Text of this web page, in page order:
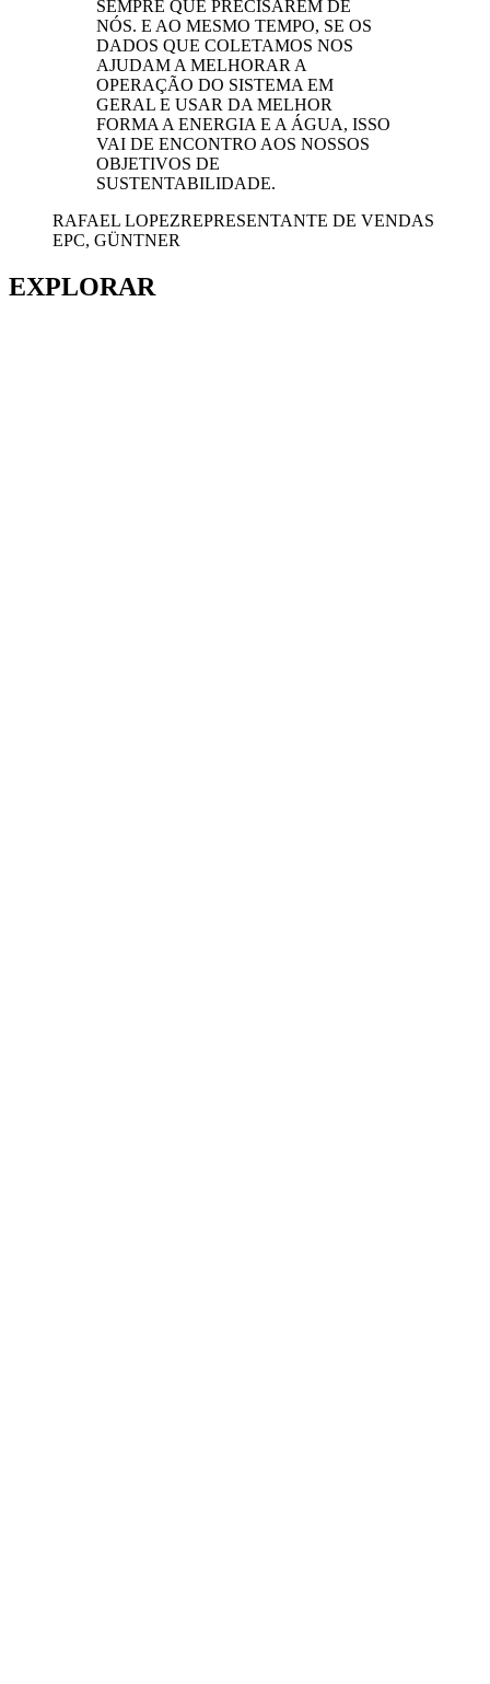
SEMPRE QUE PRECISAREM DE
NÓS. E AO MESMO TEMPO, SE OS
DADOS QUE COLETAMOS NOS
AJUDAM A MELHORAR A
OPERAÇÃO DO SISTEMA EM
GERAL E USAR DA MELHOR
FORMA A ENERGIA E A ÁGUA, ISSO
VAI DE ENCONTRO AOS NOSSOS
OBJETIVOS DE
SUSTENTABILIDADE.
RAFAEL LOPEZREPRESENTANTE DE VENDAS
EPC, GÜNTNER
EXPLORAR